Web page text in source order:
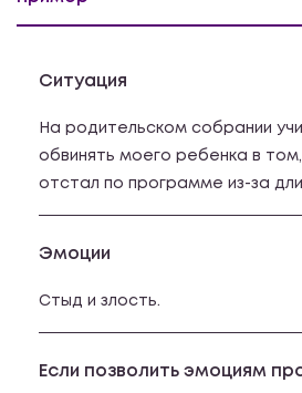
Ситуация
На родительском собрании
обвинять моего ребенка в
отстал по программе из-за
Эмоции
Стыд и злость.
Если позволить эмоциям